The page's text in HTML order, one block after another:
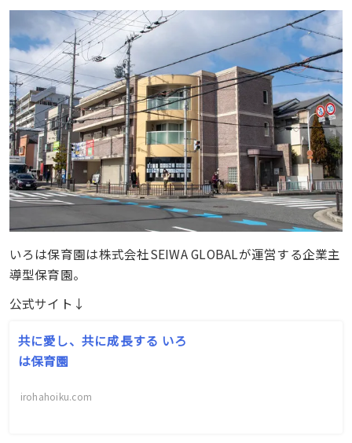
いろは保育園は株式会社SEIWA GLOBALが運営する企業主
導型保育園。
公式サイト↓
共に愛し、共に成長する いろ
は保育園
irohahoiku.com